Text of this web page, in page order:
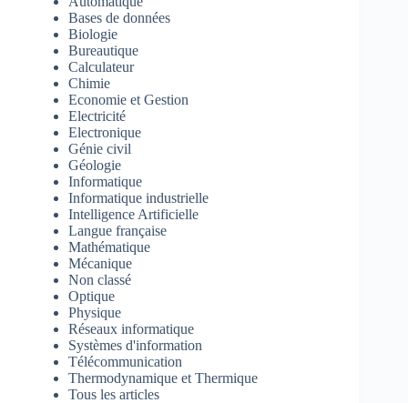
Bases de données
Biologie
Bureautique
Calculateur
Chimie
Economie et Gestion
Electricité
Electronique
Génie civil
Géologie
Informatique
Informatique industrielle
Intelligence Artificielle
Langue française
Mathématique
Mécanique
Non classé
Optique
Physique
Réseaux informatique
Systèmes d'information
Télécommunication
Thermodynamique et Thermique
Tous les articles